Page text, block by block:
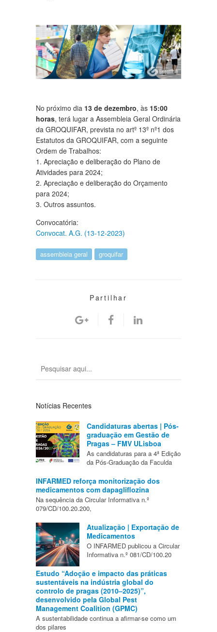
No próximo dia 13 de dezembro, às 15:00
horas, terá lugar a Assembleia Geral Ordinária
da GROQUIFAR, prevista no artº 13º nº1 dos
Estatutos da GROQUIFAR, com a seguinte
Ordem de Trabalhos:
1. Apreciação e deliberação do Plano de
Atividades para 2024;
2. Apreciação e deliberação do Orçamento
para 2024;
3. Outros assuntos.
Convocatória:
Convocat. A.G. (13-12-2023)
assembleia geral groquifar
Partilhar
Notícias Recentes
Candidaturas abertas | Pós-
graduação em Gestão de
Pragas – FMV ULisboa
As candidaturas para a 4ª Edição
da Pós-Graduação da Faculda
INFARMED reforça monitorização dos
medicamentos com dapagliflozina
Na sequência da Circular Informativa n.º
079/CD/100.20.200,
Atualização | Exportação de
Medicamentos
O INFARMED publicou a Circular
Informativa n.º 081/CD/100.20
Estudo “Adoção e impacto das práticas
sustentáveis na indústria global do
controlo de pragas (2010–2025)”,
desenvolvido pela Global Pest
Management Coalition (GPMC)
A sustentabilidade continua a afirmar-se como um
dos pilares